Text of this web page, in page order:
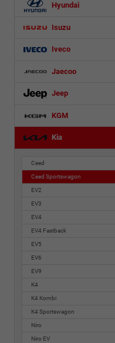
Hyundai
Isuzu
Iveco
Jaecoo
Jeep
KGM
Kia
Ceed
Ceed Sportswagon
EV2
EV3
EV4
EV4 Fastback
EV5
EV6
EV9
K4
K4 Kombi
K4 Sportswagon
Niro
Niro EV